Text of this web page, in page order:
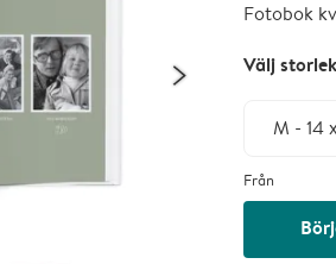
Fotobok
Välj storlek
M - 14
Från